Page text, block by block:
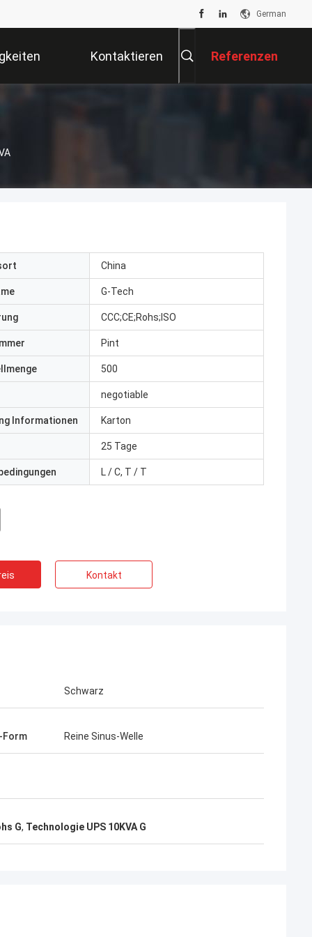
German
Kontaktieren Referenzen
China
G-Tech
CCC;CE;Rohs;ISO
Pint
500
negotiable
Informationen Karton
25 Tage
L / C, T / T
Kontakt
Schwarz
Form Reine Sinus-Welle
G, Technologie UPS 10KVA G